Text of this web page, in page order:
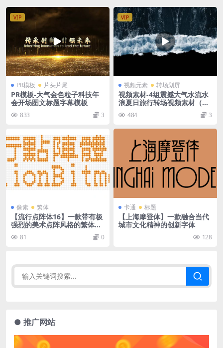
VIP
PR模板 片头片尾
PR模板-大气金色粒子科技年
会开场图文标题字幕模板
833 3
VIP
视频元素 转场划屏
视频素材-4组震撼大气水流水
浪夏日旅行转场视频素材（带
通道）
484 3
像素 繁体
【流行点阵体16】一款带有极
强烈的美术点阵风格的繁体字
体 81 0
卡通 标题
【上海摩登体】一款融合当代
城市文化精神的创新字体
128
● 推广网站